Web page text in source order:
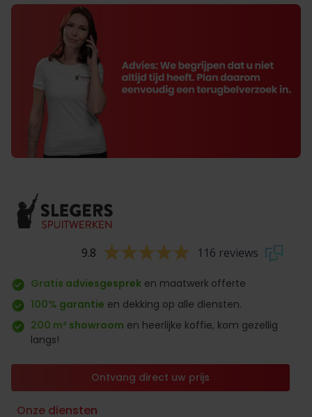
9.8 116 reviews
Gratis adviesgesprek en maatwerk offerte
100% garantie en dekking op alle diensten.
200 m² showroom en heerlijke koffie, kom gezellig
langs!
Ontvang direct uw prijs
Onze diensten